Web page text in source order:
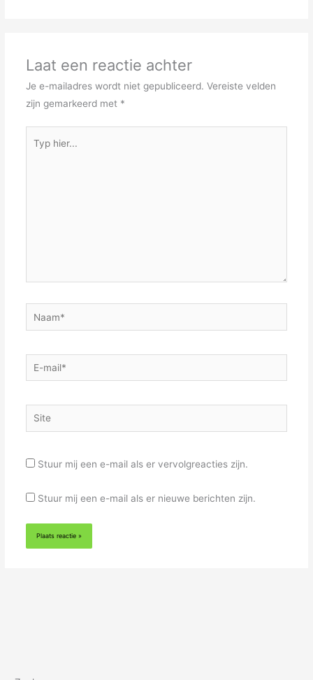
Laat een reactie achter
Je e-mailadres wordt niet gepubliceerd. Vereiste velden
zijn gemarkeerd met *
hier...
Naam*
E-
mail*
Site
Stuur mij een e-mail als er vervolgreacties zijn.
Stuur mij een e-mail als er nieuwe berichten zijn.